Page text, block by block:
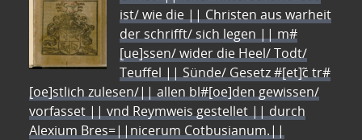
ist/ wie die || Christen aus warheit
der schrifft/ sich legen || m#
[ue]ssen/ wider die Heel/ Todt/
Teuffel || Sünde/ Gesetz #[et]c̃ tr#
[oe]stlich zulesen/|| allen bl#[oe]den gewissen/
vorfasset || vnd Reymweis gestellet || durch
Alexium Bres=||nicerum Cotbusianum.||